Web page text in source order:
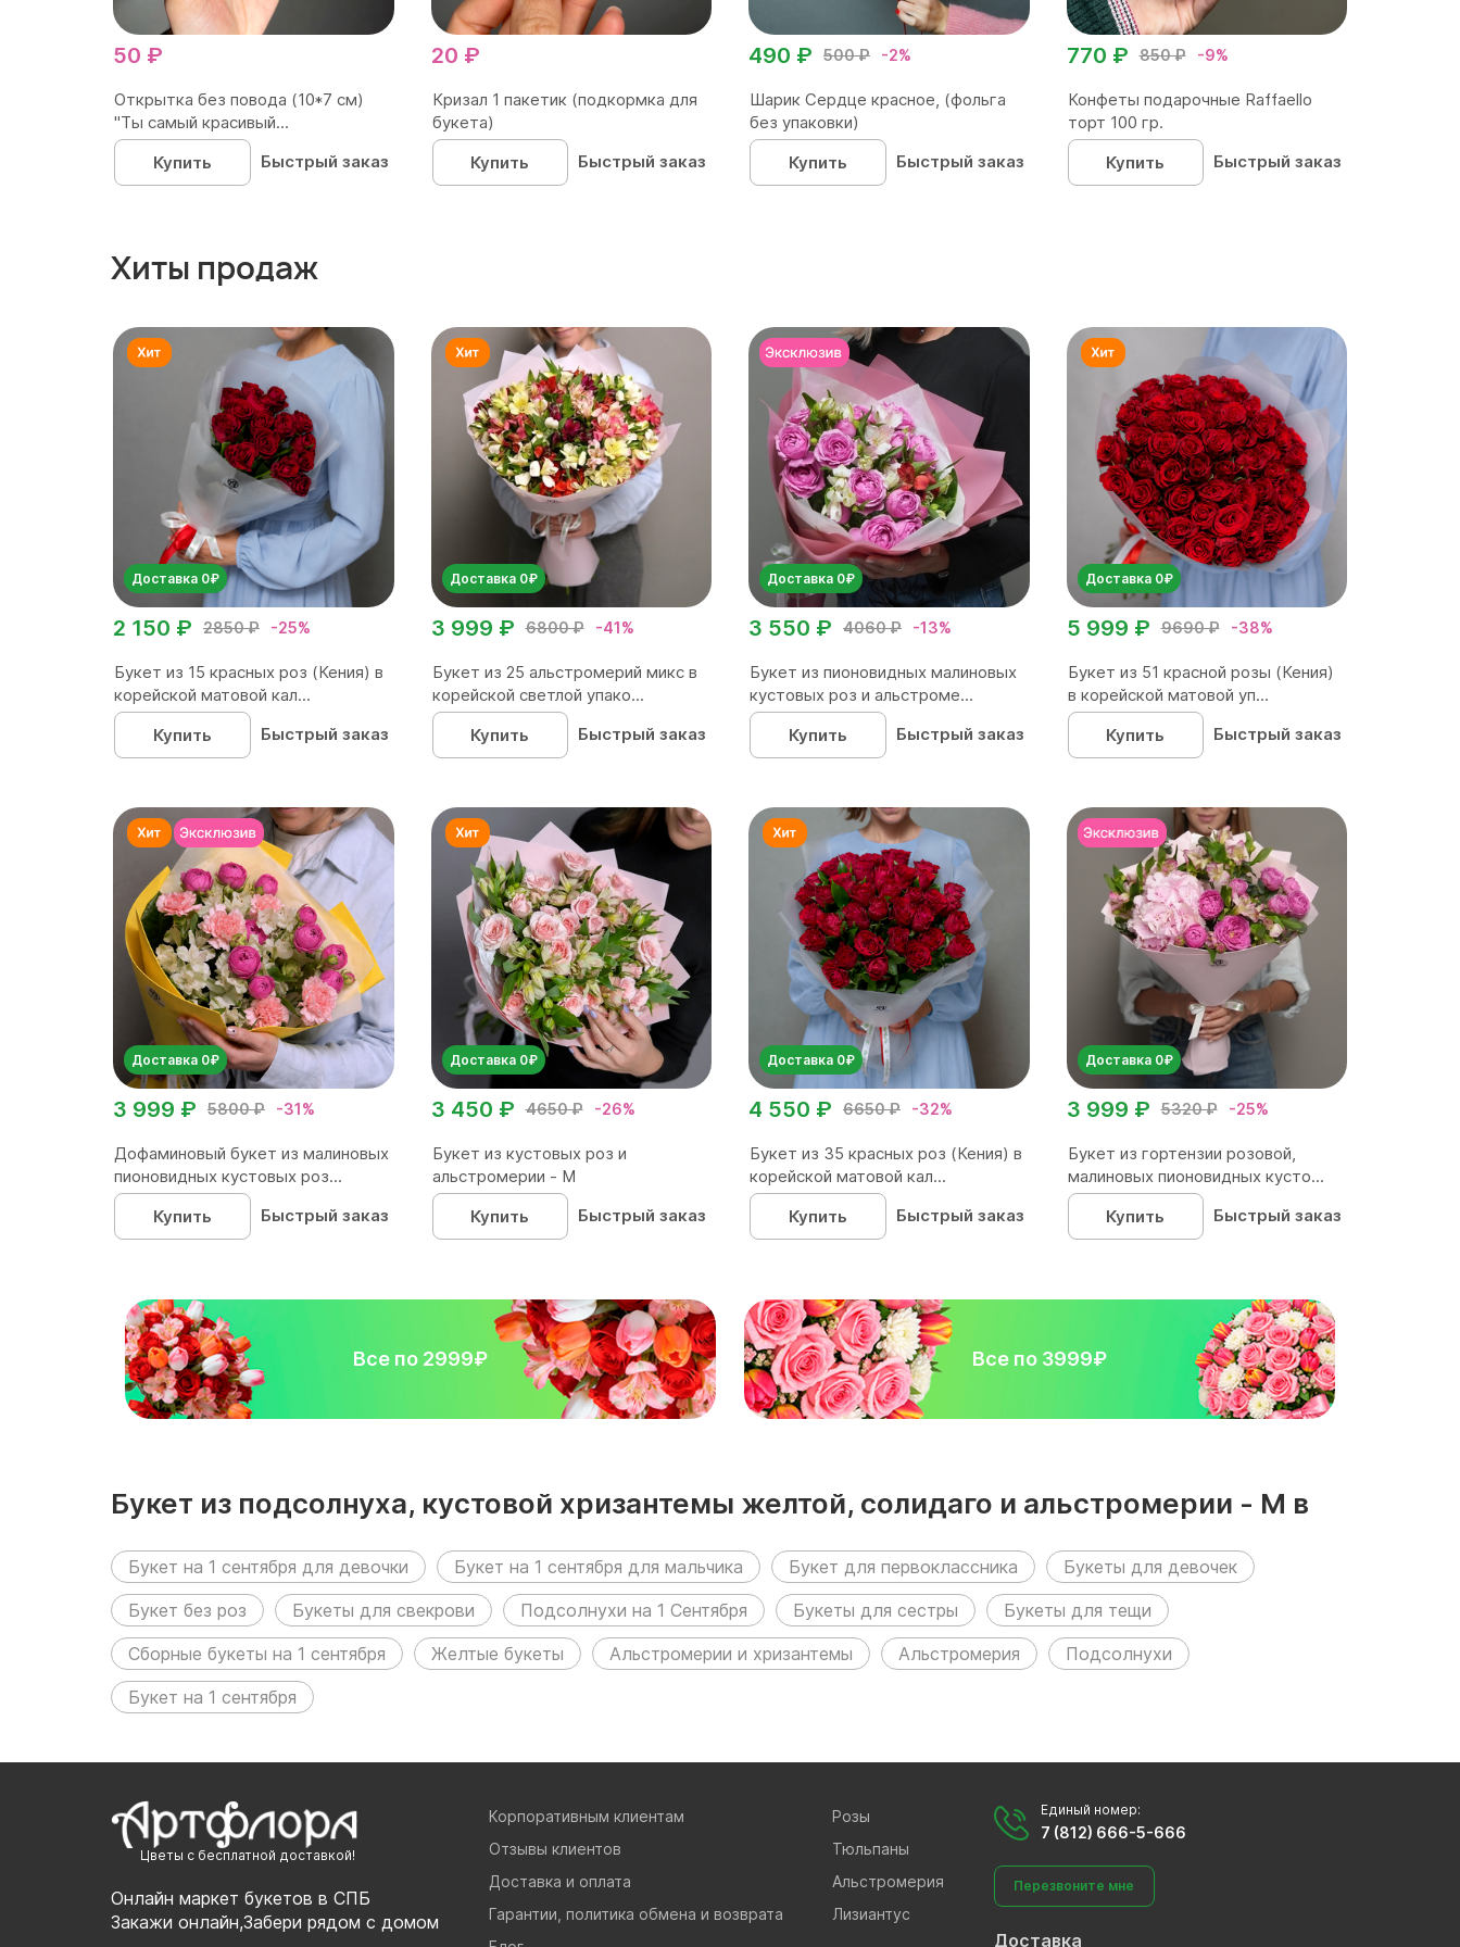
50 ₽
Открытка без повода (10*7 см)
"Ты самый красивый...
Купить
Быстрый заказ
20 ₽
Кризал 1 пакетик (подкормка для
букета)
Купить
Быстрый заказ
500 ₽ -2%
490 ₽
Шарик Сердце красное, (фольга
без упаковки)
Купить
Быстрый заказ
850 ₽ -9%
770 ₽
Конфеты подарочные Raffaello
торт 100 гр.
Купить
Быстрый заказ
Хиты продаж
Доставка 0₽
2850 ₽ -25%
2 150 ₽
Букет из 15 красных роз (Кения) в
корейской матовой кал...
Купить
Быстрый заказ
Доставка 0₽
6800 ₽ -41%
3 999 ₽
Букет из 25 альстромерий микс в
корейской светлой упако...
Купить
Быстрый заказ
Доставка 0₽
4060 ₽ -13%
3 550 ₽
Букет из пионовидных малиновых
кустовых роз и альстроме...
Купить
Быстрый заказ
Доставка 0₽
9690 ₽ -38%
5 999 ₽
Букет из 51 красной розы (Кения)
в корейской матовой уп...
Купить
Быстрый заказ
Доставка 0₽
5800 ₽ -31%
3 999 ₽
Дофаминовый букет из малиновых
пионовидных кустовых роз...
Купить
Быстрый заказ
Доставка 0₽
4650 ₽ -26%
3 450 ₽
Букет из кустовых роз и
альстромерии - М
Купить
Быстрый заказ
Доставка 0₽
6650 ₽ -32%
4 550 ₽
Букет из 35 красных роз (Кения) в
корейской матовой кал...
Купить
Быстрый заказ
Доставка 0₽
5320 ₽ -25%
3 999 ₽
Букет из гортензии розовой,
малиновых пионовидных кусто...
Купить
Быстрый заказ
Все по 2999₽ Все по 3999₽
Букет из подсолнуха, кустовой хризантемы желтой, солидаго и альстромерии - M в
корейской упаковке размещен в следующих разделах:
Букет на 1 сентября для девочки Букет на 1 сентября для мальчика Букет для первоклассника
Букеты для девочек
Букет без роз
Букеты для свекрови Подсолнухи на 1 Сентября Букеты для сестры
Букеты для тещи
Сборные букеты на 1 сентября
Желтые букеты Альстромерии и хризантемы Альстромерия
Подсолнухи
Букет на 1 сентября
Цветы с бесплатной доставкой!
Онлайн маркет букетов в СПБ
Закажи онлайн,Забери рядом с домом
Корпоративным клиентам
Отзывы клиентов
Доставка и оплата
Гарантии, политика обмена и возврата
Розы
Тюльпаны
Альстромерия
Лизиантус
Единый номер:
7 (812) 666-5-666
Перезвоните мне
Доставка